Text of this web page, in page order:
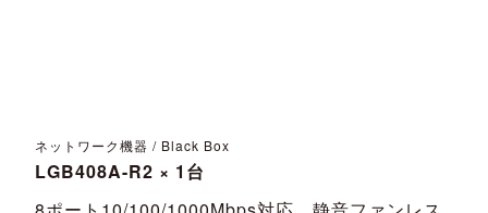
ネットワーク機器 / Black Box
LGB408A-R2 × 1台